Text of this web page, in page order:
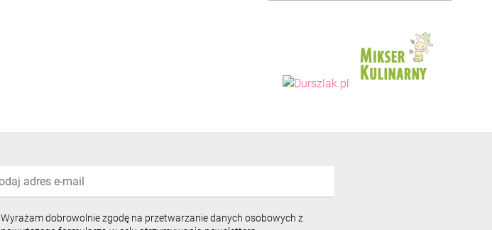
Wyrażam dobrowolnie zgodę na przetwarzanie danych osobowych z